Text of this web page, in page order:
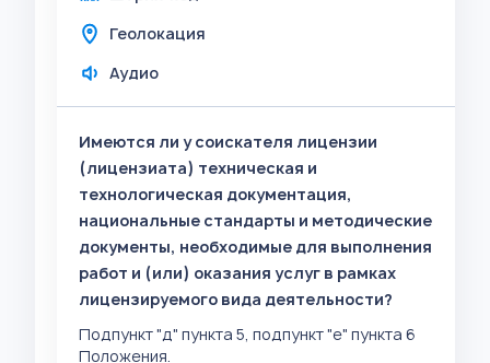
Геолокация
Аудио
Имеются ли у соискателя лицензии
(лицензиата) техническая и
технологическая документация,
национальные стандарты и методические
документы, необходимые для выполнения
работ и (или) оказания услуг в рамках
лицензируемого вида деятельности?
Подпункт "д" пункта 5, подпункт "е" пункта 6
Положения.